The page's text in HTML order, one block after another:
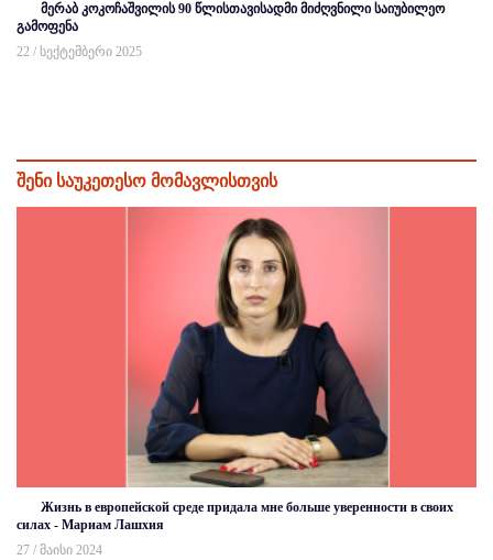
მერაბ კოკოჩაშვილის 90 წლისთავისადმი მიძღვნილი საიუბილეო
გამოფენა
22 / სექტემბერი 2025
შენი საუკეთესო მომავლისთვის
Жизнь в европейской среде придала мне больше уверенности в своих
силах - Мариам Лашхия
27 / მაისი 2024